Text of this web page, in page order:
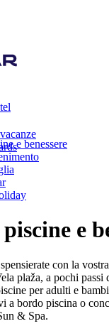
e benessere
e
con la
plaža, a pochi passi
per adulti e
a bordo piscina o
& Spa.